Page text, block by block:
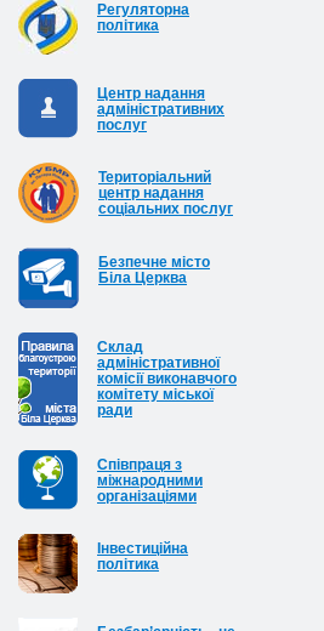
Регуляторна
політика
Центр надання
адміністративних
послуг
Територіальний
центр надання
соціальних послуг
Безпечне місто
Біла Церква
Cклад
адміністративної
комісії виконавчого
комітету міської
ради
Співпраця з
міжнародними
організаціями
Інвестиційна
політика